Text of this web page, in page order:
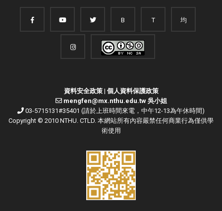
B T 均
資料安全政策| 個人資料保護政策
mengfen@mx.nthu.edu.tw 吳小姐
03-5715131#35401 (請於上班時間來電，中午12-13為午休時間)
Copyright © 2010 NTHU. CTLD. 本網站所有內容嚴禁任何商業行為僅供學
術使用